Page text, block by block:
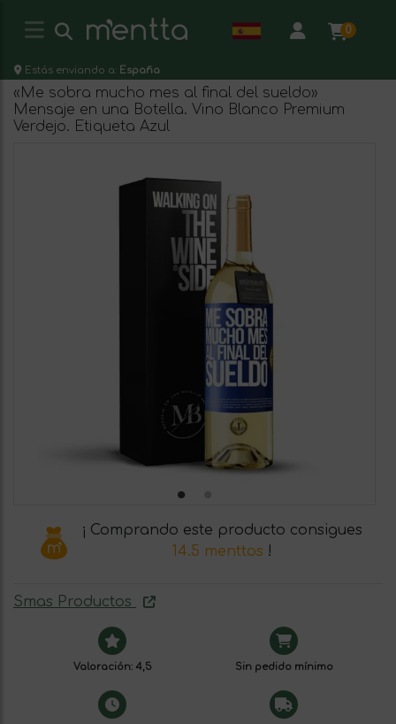
0
Estás enviando a: España
«Me sobra mucho mes al final del sueldo»
Mensaje en una Botella. Vino Blanco Premium
Verdejo. Etiqueta Azul
¡ Comprando este producto consigues
14.5 menttos !
Smas Productos
Valoración: 4,5 Sin pedido mínimo